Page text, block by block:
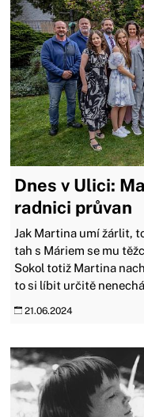
Dnes v Ulici:
radnici průvan
Jak Martina umí žárlit,
tah s Máriem se mu
Sokol totiž Martina
to si líbit určitě
21.06.2024